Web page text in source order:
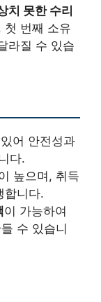
치 못한 수리
첫 번째 소유
라질 수 있습
어 안전성과
다.
높으며, 취득
합니다.
이 가능하여
수 있습니